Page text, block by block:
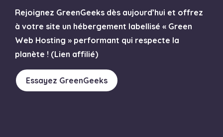
Rejoignez GreenGeeks dès aujourd’hui et offrez
à votre site un hébergement labellisé « Green
Web Hosting » performant qui respecte la
planète ! (Lien affilié)
Essayez GreenGeeks